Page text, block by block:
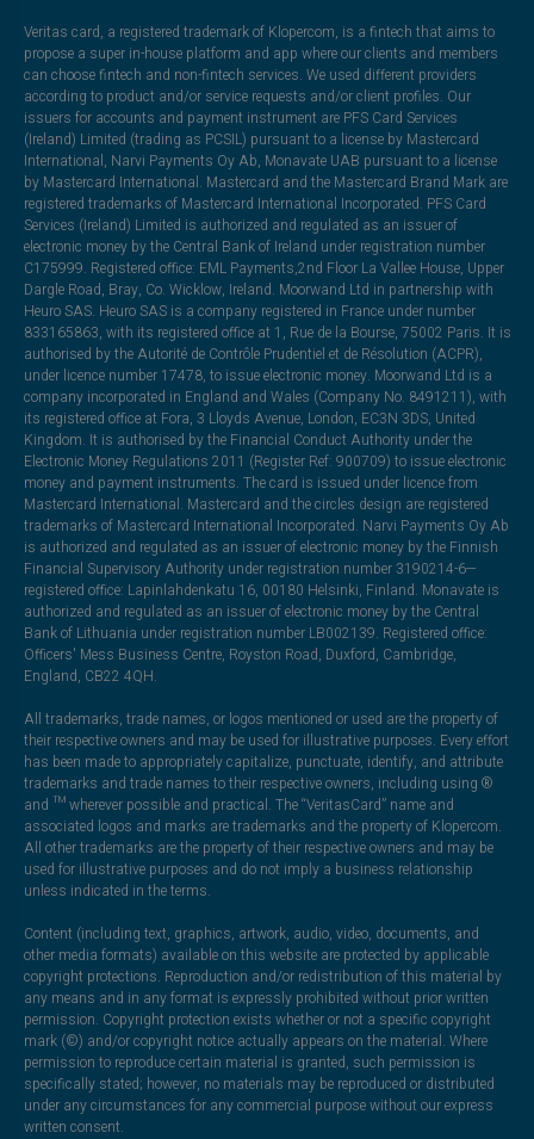
Veritas card, a registered trademark of Klopercom, is a fintech that aims to
propose a super in-house platform and app where our clients and members
can choose fintech and non-fintech services. We used different providers
according to product and/or service requests and/or client profiles. Our
issuers for accounts and payment instrument are PFS Card Services
(Ireland) Limited (trading as PCSIL) pursuant to a license by Mastercard
International, Narvi Payments Oy Ab, Monavate UAB pursuant to a license
by Mastercard International. Mastercard and the Mastercard Brand Mark are
registered trademarks of Mastercard International Incorporated. PFS Card
Services (Ireland) Limited is authorized and regulated as an issuer of
electronic money by the Central Bank of Ireland under registration number
C175999. Registered office: EML Payments,2nd Floor La Vallee House, Upper
Dargle Road, Bray, Co. Wicklow, Ireland. Moorwand Ltd in partnership with
Heuro SAS. Heuro SAS is a company registered in France under number
833165863, with its registered office at 1, Rue de la Bourse, 75002 Paris. It is
authorised by the Autorité de Contrôle Prudentiel et de Résolution (ACPR),
under licence number 17478, to issue electronic money. Moorwand Ltd is a
company incorporated in England and Wales (Company No. 8491211), with
its registered office at Fora, 3 Lloyds Avenue, London, EC3N 3DS, United
Kingdom. It is authorised by the Financial Conduct Authority under the
Electronic Money Regulations 2011 (Register Ref: 900709) to issue electronic
money and payment instruments. The card is issued under licence from
Mastercard International. Mastercard and the circles design are registered
trademarks of Mastercard International Incorporated. Narvi Payments Oy Ab
is authorized and regulated as an issuer of electronic money by the Finnish
Financial Supervisory Authority under registration number 3190214-6—
registered office: Lapinlahdenkatu 16, 00180 Helsinki, Finland. Monavate is
authorized and regulated as an issuer of electronic money by the Central
Bank of Lithuania under registration number LB002139. Registered office:
Officers' Mess Business Centre, Royston Road, Duxford, Cambridge,
England, CB22 4QH.
All trademarks, trade names, or logos mentioned or used are the property of
their respective owners and may be used for illustrative purposes. Every effort
has been made to appropriately capitalize, punctuate, identify, and attribute
trademarks and trade names to their respective owners, including using ®
and ™ wherever possible and practical. The “VeritasCard” name and
associated logos and marks are trademarks and the property of Klopercom.
All other trademarks are the property of their respective owners and may be
used for illustrative purposes and do not imply a business relationship
unless indicated in the terms.
Content (including text, graphics, artwork, audio, video, documents, and
other media formats) available on this website are protected by applicable
copyright protections. Reproduction and/or redistribution of this material by
any means and in any format is expressly prohibited without prior written
permission. Copyright protection exists whether or not a specific copyright
mark (©) and/or copyright notice actually appears on the material. Where
permission to reproduce certain material is granted, such permission is
specifically stated; however, no materials may be reproduced or distributed
under any circumstances for any commercial purpose without our express
written consent.